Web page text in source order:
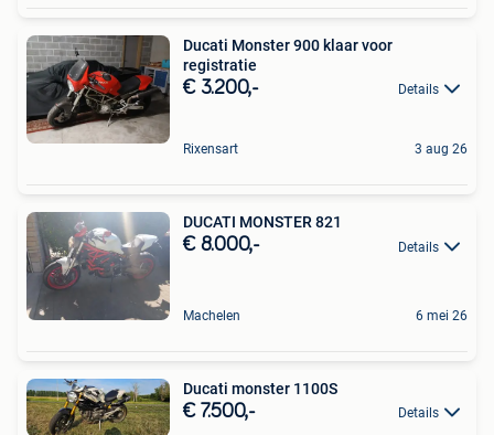
Ducati Monster 900 klaar voor
registratie
€ 3.200,- Details
Rixensart 3 aug 26
DUCATI MONSTER 821
€ 8.000,- Details
Machelen 6 mei 26
Ducati monster 1100S
€ 7.500,- Details